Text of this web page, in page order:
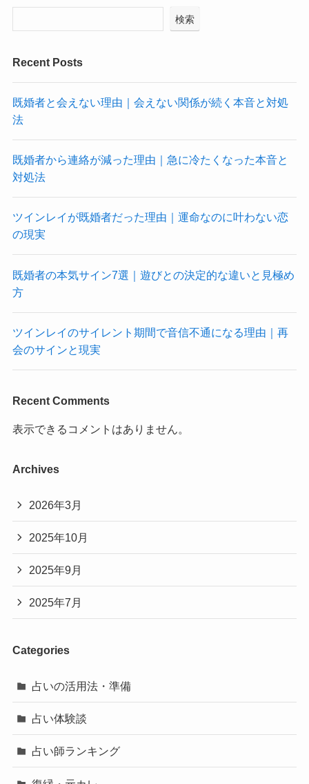
検索
Recent Posts
既婚者と会えない理由｜会えない関係が続く本音と対処
法
既婚者から連絡が減った理由｜急に冷たくなった本音と
対処法
ツインレイが既婚者だった理由｜運命なのに叶わない恋
の現実
既婚者の本気サイン7選｜遊びとの決定的な違いと見極め
方
ツインレイのサイレント期間で音信不通になる理由｜再
会のサインと現実
Recent Comments
表示できるコメントはありません。
Archives
2026年3月
2025年10月
2025年9月
2025年7月
Categories
占いの活用法・準備
占い体験談
占い師ランキング